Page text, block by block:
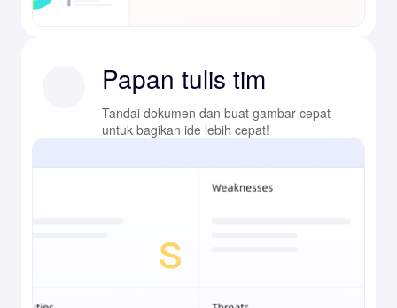
Papan tulis tim
Tandai dokumen dan buat gambar cepat
untuk bagikan ide lebih cepat!